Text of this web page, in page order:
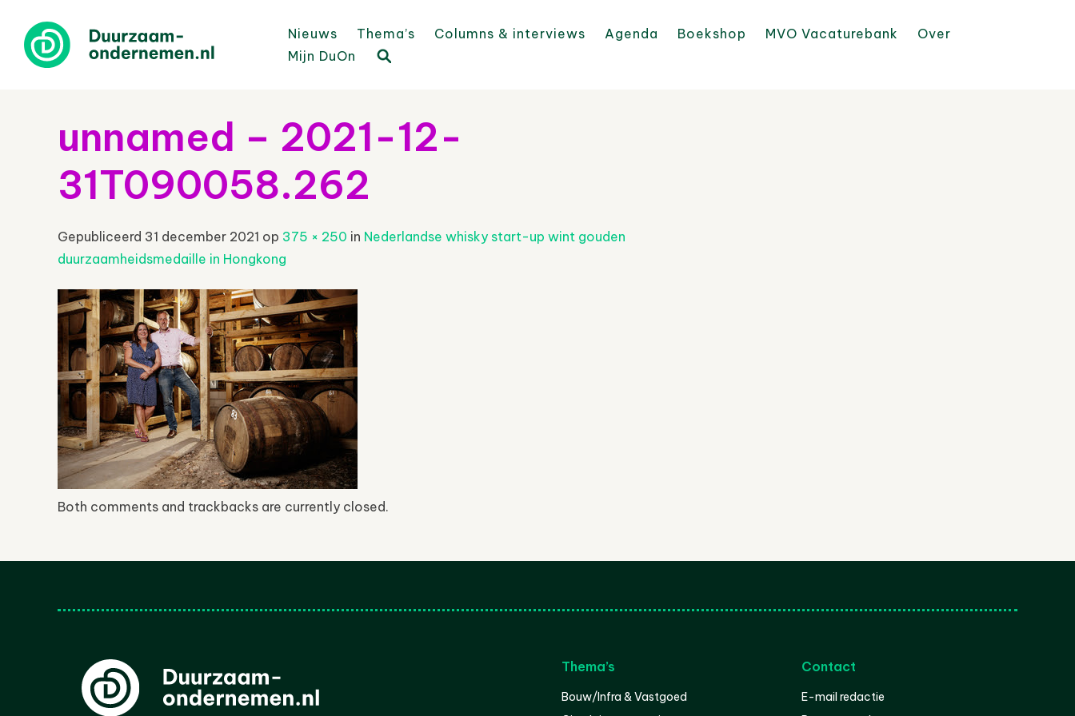
Nieuws Thema’s Columns & interviews Agenda Boekshop MVO Vacaturebank
Over
Mijn DuOn
unnamed – 2021-12-
31T090058.262
Gepubliceerd 31 december 2021 op 375 × 250 in Nederlandse whisky start-up wint gouden
duurzaamheidsmedaille in Hongkong
Both comments and trackbacks are currently closed.
Thema’s
Bouw/Infra & Vastgoed
Contact
E-mail redactie